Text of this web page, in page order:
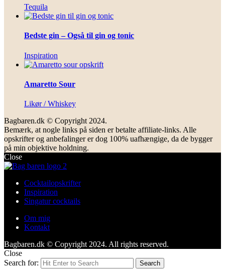
Tequila
Bedste gin – Også til gin og tonic
Inspiration
Amaretto Sour
Likør / Whiskey
Bagbaren.dk © Copyright 2024.
Bemærk, at nogle links på siden er betalte affiliate-links. Alle
opskrifter og anbefalinger er dog 100% uafhængige, da de bygger
på min objektive holdning.
Close
Cocktailopskrifter
Inspiration
Singatur cocktails
Om mig
Kontakt
Bagbaren.dk © Copyright 2024. All rights reserved.
Close
Search for:
Search